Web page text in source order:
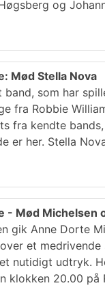
og
Mød Stella Nova
band, som har
fra Robbie
fra kendte
er her. Stella
- Mød Michelsen
gik Anne Dorte
et
nutidigt udtryk.
klokken 20.00